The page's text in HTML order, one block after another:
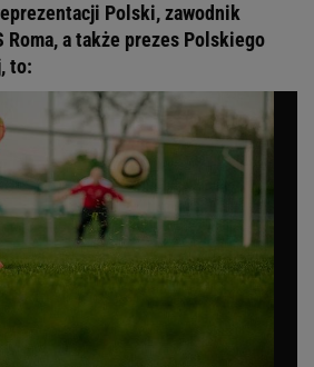
Polski, zawodnik
a także prezes Polskiego
to: